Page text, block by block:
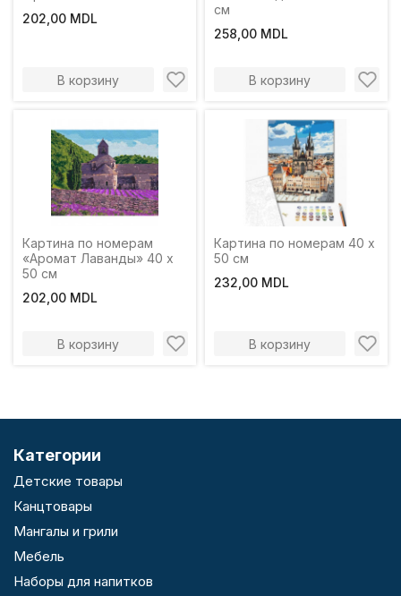
202,00 MDL
В корзину
см
258,00 MDL
В корзину
Картина по номерам
«Аромат Лаванды» 40 x
50 см
202,00 MDL
В корзину
Картина по номерам 40 x
50 см
232,00 MDL
В корзину
Категории
Детские товары
Канцтовары
Мангалы и грили
Мебель
Наборы для напитков